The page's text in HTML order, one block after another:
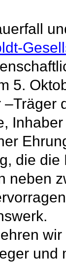
5.
die die
neben